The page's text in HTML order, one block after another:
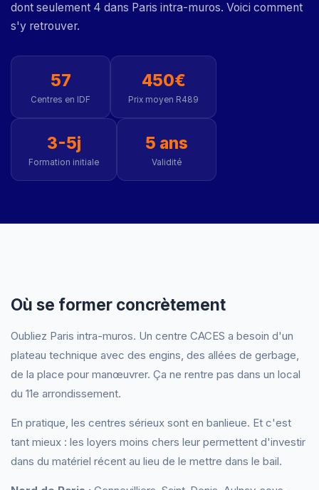
dont seulement 4 dans Paris intra-muros. Voici comment
s'y retrouver.
57
Centres en IDF
450€
Prix moyen R489
3-5j
Formation initiale
5 ans
Validité
Où se former concrètement
Oubliez Paris intra-muros. Un centre CACES a besoin d'un
plateau technique avec des engins, des allées de gerbage,
de la place pour manœuvrer. Ça ne rentre pas dans un local
du 11e arrondissement.
En pratique, les centres sérieux sont en banlieue. Et c'est
tant mieux : les loyers moins chers leur permettent d'investir
dans du matériel récent au lieu de le mettre dans le bail.